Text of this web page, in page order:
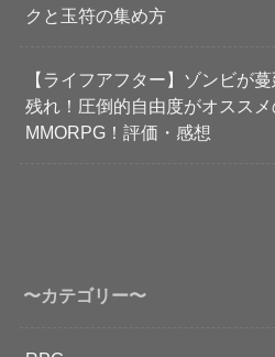
クと玉符の集め方
【ライフアフター】ゾンビが
残れ！圧倒的自由度がオスス
MMORPG！評価・感想
〜カテゴリー〜